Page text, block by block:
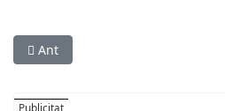
Article anterior: La Cursa del
Ant